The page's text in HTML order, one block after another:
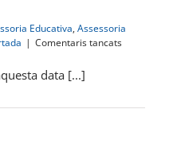
Educativa, Assessoria
| Comentaris tancatsa
data [...]